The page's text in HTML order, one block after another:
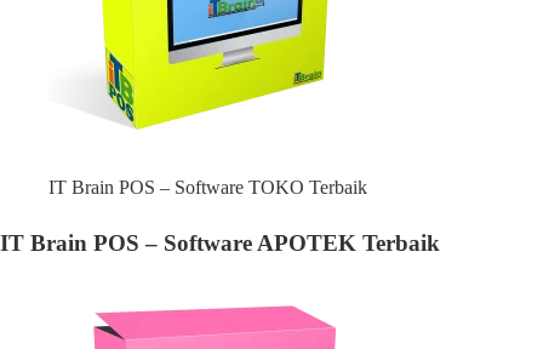
IT Brain POS – Software TOKO Terbaik
IT Brain POS – Software APOTEK Terbaik